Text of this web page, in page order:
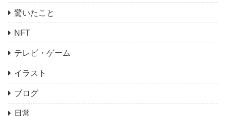
驚いたこと
NFT
テレビ・ゲーム
イラスト
ブログ
日常